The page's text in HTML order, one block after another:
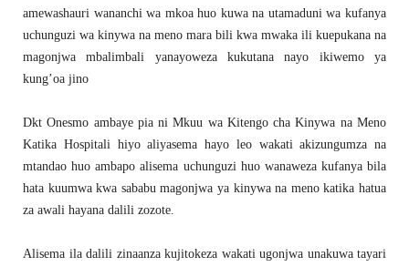
amewashauri wananchi wa mkoa huo kuwa na utamaduni wa kufanya
uchunguzi wa kinywa na meno mara bili kwa mwaka ili kuepukana na
magonjwa mbalimbali yanayoweza kukutana nayo ikiwemo ya
kung’oa jino
Dkt Onesmo ambaye pia ni Mkuu wa Kitengo cha Kinywa na Meno
Katika Hospitali hiyo aliyasema hayo leo wakati akizungumza na
mtandao huo ambapo alisema uchunguzi huo wanaweza kufanya bila
hata kuumwa kwa sababu magonjwa ya kinywa na meno katika hatua
za awali hayana dalili zozote.
Alisema ila dalili zinaanza kujitokeza wakati ugonjwa unakuwa tayari